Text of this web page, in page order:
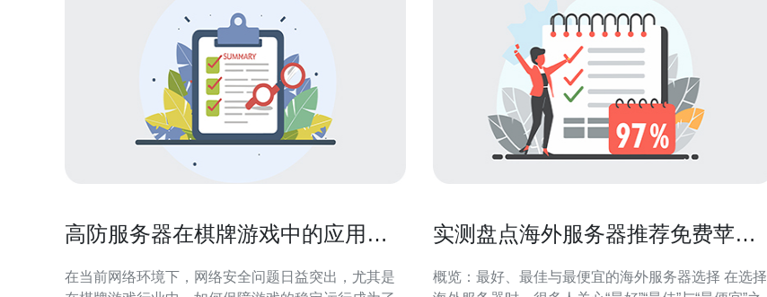
高防服务器在棋牌游戏中的应用与
在当前网络环境下，网络安全问题日益突出，尤其是
实测盘点海外服务器推荐免费苹果
概览：最好、最佳与最便宜的海外服务器选择 在选择